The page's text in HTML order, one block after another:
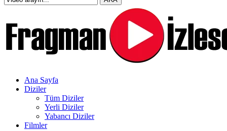
Ana Sayfa
Diziler
Tüm Diziler
Yerli Diziler
Yabancı Diziler
Filmler